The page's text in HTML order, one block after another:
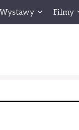
Wystawy Filmy